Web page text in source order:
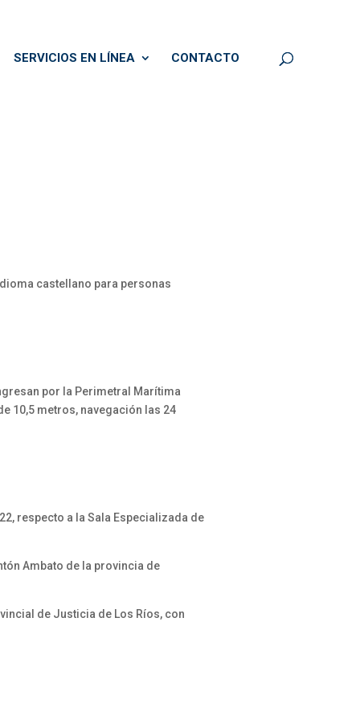
SERVICIOS EN LÍNEA CONTACTO
castellano para personas
por la Perimetral Marítima
10,5 metros, navegación las 24
respecto a la Sala Especializada de
Ambato de la provincia de
de Justicia de Los Ríos, con